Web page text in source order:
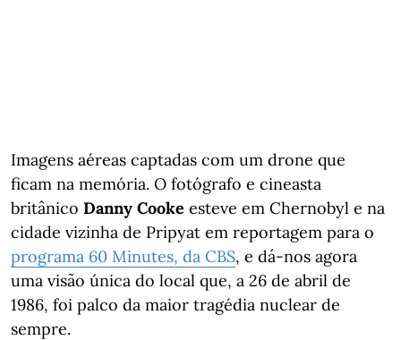
Imagens aéreas captadas com um drone que
ficam na memória. O fotógrafo e cineasta
britânico Danny Cooke esteve em Chernobyl e na
cidade vizinha de Pripyat em reportagem para o
programa 60 Minutes, da CBS, e dá-nos agora
uma visão única do local que, a 26 de abril de
1986, foi palco da maior tragédia nuclear de
sempre.